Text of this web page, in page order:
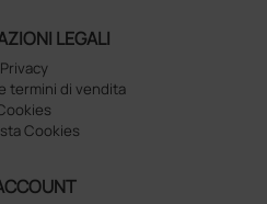
LEGALI
Privacy
termini di vendita
Cookies